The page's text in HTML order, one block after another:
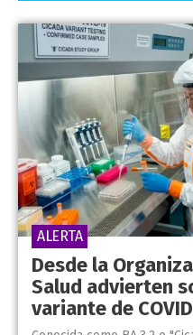
Desde la
Salud advierten
variante de COVID
ALERTA